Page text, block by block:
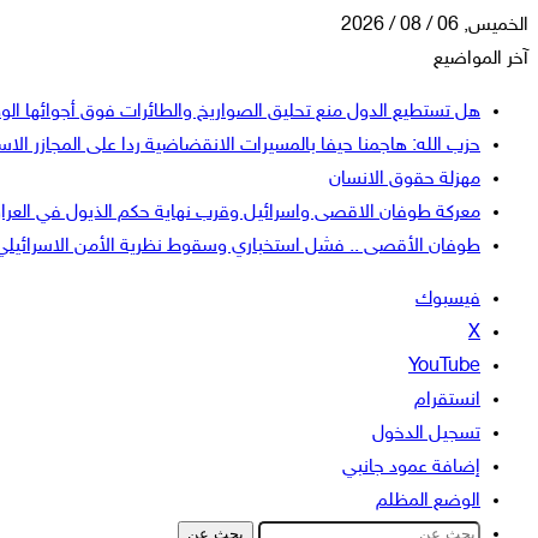
الخميس, 06 / 08 / 2026
آخر المواضيع
هل تستطيع الدول منع تحليق الصواريخ والطائرات فوق أجوائها
حزب الله: هاجمنا حيفا بالمسيرات الانقضاضية ردا على المجازر
مهزلة حقوق الانسان
معركة طوفان الاقصى واسرائيل وقرب نهاية حكم الذيول في
طوفان الأقصى .. فشل استخباري وسقوط نظرية الأمن
فيسبوك
‫X
‫YouTube
انستقرام
تسجيل الدخول
إضافة عمود جانبي
الوضع المظلم
بحث عن